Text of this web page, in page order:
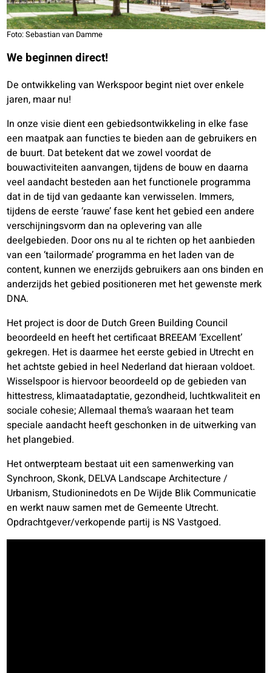
Foto: Sebastian van Damme
We beginnen direct!
De ontwikkeling van Werkspoor begint niet over enkele
jaren, maar nu!
In onze visie dient een gebiedsontwikkeling in elke fase
een maatpak aan functies te bieden aan de gebruikers en
de buurt. Dat betekent dat we zowel voordat de
bouwactiviteiten aanvangen, tijdens de bouw en daarna
veel aandacht besteden aan het functionele programma
dat in de tijd van gedaante kan verwisselen. Immers,
tijdens de eerste ‘rauwe’ fase kent het gebied een andere
verschijningsvorm dan na oplevering van alle
deelgebieden. Door ons nu al te richten op het aanbieden
van een ‘tailormade’ programma en het laden van de
content, kunnen we enerzijds gebruikers aan ons binden en
anderzijds het gebied positioneren met het gewenste merk
DNA.
Het project is door de Dutch Green Building Council
beoordeeld en heeft het certificaat BREEAM ‘Excellent’
gekregen. Het is daarmee het eerste gebied in Utrecht en
het achtste gebied in heel Nederland dat hieraan voldoet.
Wisselspoor is hiervoor beoordeeld op de gebieden van
hittestress, klimaatadaptatie, gezondheid, luchtkwaliteit en
sociale cohesie; Allemaal thema’s waaraan het team
speciale aandacht heeft geschonken in de uitwerking van
het plangebied.
Het ontwerpteam bestaat uit een samenwerking van
Synchroon, Skonk, DELVA Landscape Architecture /
Urbanism, Studioninedots en De Wijde Blik Communicatie
en werkt nauw samen met de Gemeente Utrecht.
Opdrachtgever/verkopende partij is NS Vastgoed.